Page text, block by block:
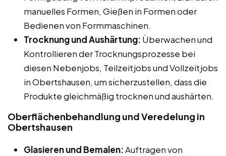
manuelles Formen, Gießen in Formen oder
Bedienen von Formmaschinen.
Trocknung und Aushärtung: Überwachen und
Kontrollieren der Trocknungsprozesse bei
diesen Nebenjobs, Teilzeitjobs und Vollzeitjobs
in Obertshausen, um sicherzustellen, dass die
Produkte gleichmäßig trocknen und aushärten.
Oberflächenbehandlung und Veredelung in
Obertshausen
Glasieren und Bemalen:Auftragen von